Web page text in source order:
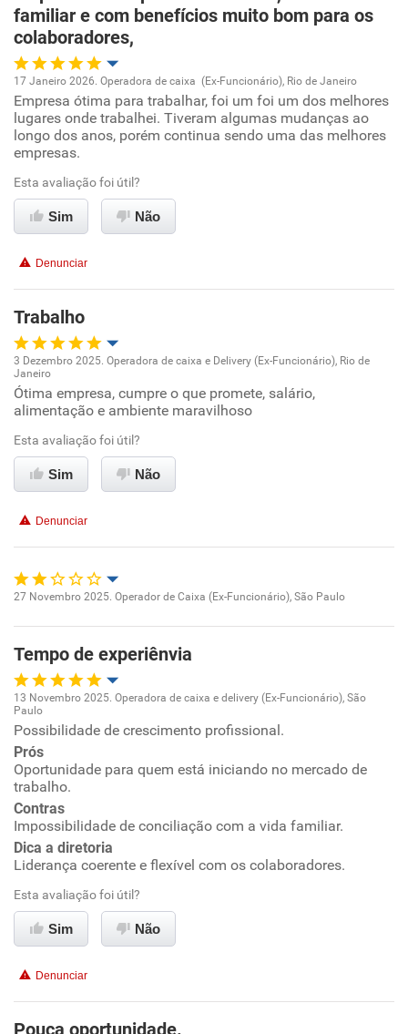
Conciliação com a vida familiar
Benefícios
Recomenda esta empresa
familiar e com benefícios muito bom para os
colaboradores,
Oportunidade de promoção
Ambiente de trabalho
Conciliação com a vida familiar
Benefícios
Recomenda a diretoria
17 Janeiro 2026. Operadora de caixa (Ex-Funcionário), Rio de Janeiro
Empresa ótima para trabalhar, foi um foi um dos melhores
lugares onde trabalhei. Tiveram algumas mudanças ao
longo dos anos, porém continua sendo uma das melhores
empresas.
Esta avaliação foi útil?
Sim Não
Denunciar
Trabalho
Oportunidade de promoção
Conciliação com a vida familiar
Benefícios
3 Dezembro 2025. Operadora de caixa e Delivery (Ex-Funcionário), Rio de
Janeiro
Ótima empresa, cumpre o que promete, salário,
alimentação e ambiente maravilhoso
Esta avaliação foi útil?
Sim Não
Denunciar
Ambiente de trabalho
Conciliação com a vida familiar
Benefícios
Não recomenda a diretoria
27 Novembro 2025. Operador de Caixa (Ex-Funcionário), São Paulo
Tempo de experiênvia
Oportunidade de promoção
Ambiente de trabalho
Conciliação com a vida familiar
Benefícios
Recomenda esta empresa
Recomenda a diretoria
13 Novembro 2025. Operadora de caixa e delivery (Ex-Funcionário), São
Paulo
Possibilidade de crescimento profissional.
Prós
Oportunidade para quem está iniciando no mercado de
trabalho.
Contras
Impossibilidade de conciliação com a vida familiar.
Dica a diretoria
Liderança coerente e flexível com os colaboradores.
Esta avaliação foi útil?
Sim Não
Denunciar
Pouca oportunidade.